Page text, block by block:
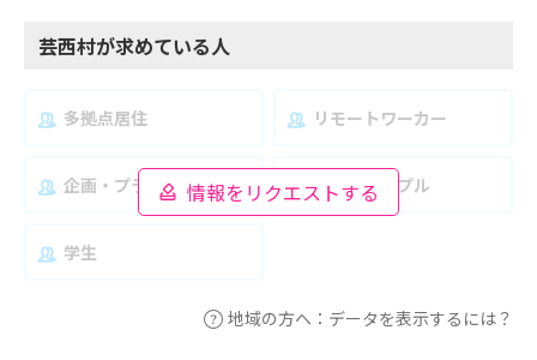
芸西村が求めている人
情報をリクエストする
多拠点居住 リモートワーカー
企画・プランナー 夫婦・カップル
学生
地域の方へ：データを表示するには？